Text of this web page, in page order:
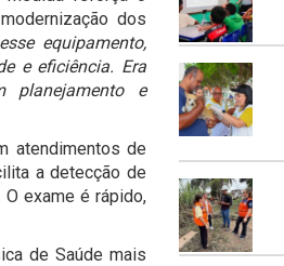
dos
equipamento,
e eficiência. Era
planejamento e
atendimentos de
a detecção de
exame é rápido,
de Saúde mais